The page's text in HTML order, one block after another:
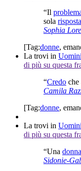
“Il
sola risposta
Sophia
[Tag:donne,
La trovi in
di più su questa
“Credo che
Camila
[Tag:donne,
La trovi in
di più su questa
“Una donna
Sidonie-